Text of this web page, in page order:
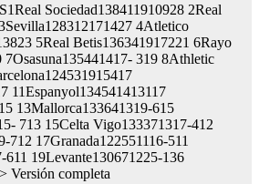
Sociedad138411910928 2Real
4Atletico
5Real Betis136341917221 6Rayo
319 8Athletic
11Espanyol134541413117
13Mallorca133641319-615
713 15Celta Vigo133371317-412
712 17Granada122551116-511
611 19Levante130671225-136
Versión completa